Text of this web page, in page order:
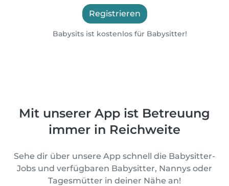
Registrieren
Babysits ist kostenlos für Babysitter!
Mit unserer App ist Betreuung
immer in Reichweite
Sehe dir über unsere App schnell die Babysitter-
Jobs und verfügbaren Babysitter, Nannys oder
Tagesmütter in deiner Nähe an!